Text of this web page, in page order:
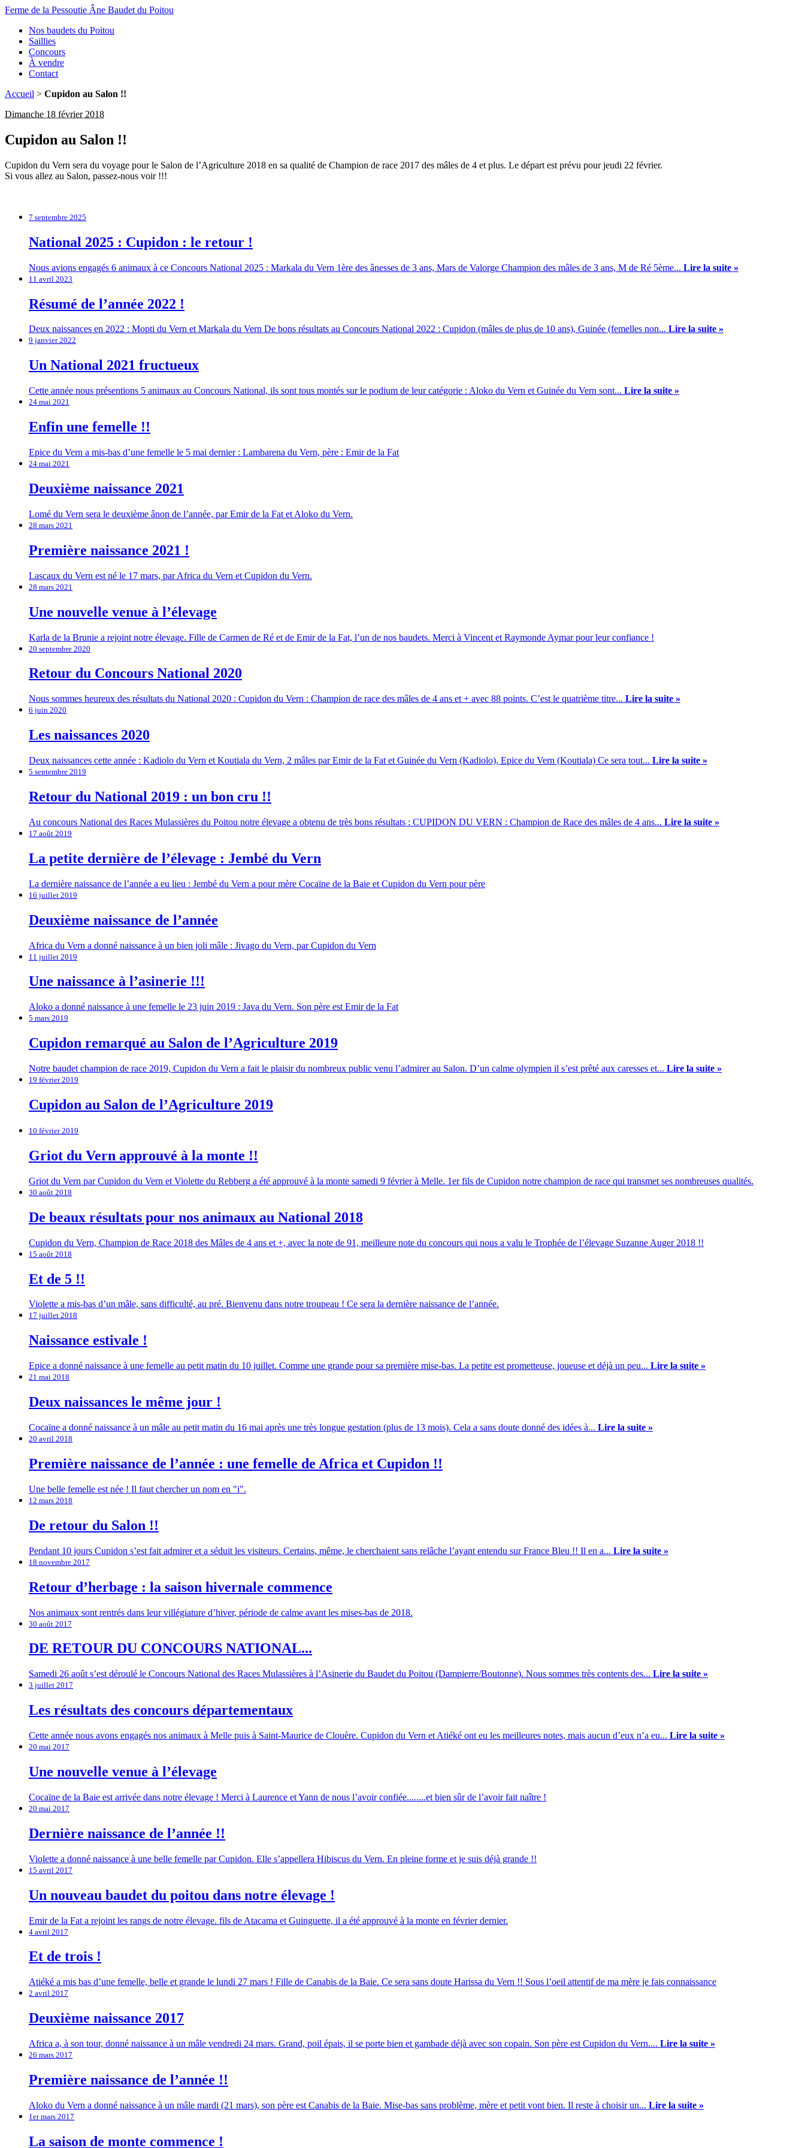
Ferme de la Pessoutie Âne Baudet du Poitou
Nos baudets du Poitou
Saillies
Concours
À vendre
Contact
Accueil > Cupidon au Salon !!
Dimanche 18 février 2018
Cupidon au Salon !!
Cupidon du Vern sera du voyage pour le Salon de l’Agriculture 2018 en sa qualité de Champion de race 2017 des mâles de 4 et plus. Le départ est prévu pour jeudi 22 février.
Si vous allez au Salon, passez-nous voir !!!
7 septembre 2025
National 2025 : Cupidon : le retour !
Nous avions engagés 6 animaux à ce Concours National 2025 : Markala du Vern 1ère des ânesses de 3 ans, Mars de Valorge Champion des mâles de 3 ans, M de Ré 5ème... Lire la suite »
11 avril 2023
Résumé de l’année 2022 !
Deux naissances en 2022 : Mopti du Vern et Markala du Vern De bons résultats au Concours National 2022 : Cupidon (mâles de plus de 10 ans), Guinée (femelles non... Lire la suite »
9 janvier 2022
Un National 2021 fructueux
Cette année nous présentions 5 animaux au Concours National, ils sont tous montés sur le podium de leur catégorie : Aloko du Vern et Guinée du Vern sont... Lire la suite »
24 mai 2021
Enfin une femelle !!
Epice du Vern a mis-bas d’une femelle le 5 mai dernier : Lambarena du Vern, père : Emir de la Fat
24 mai 2021
Deuxième naissance 2021
Lomé du Vern sera le deuxième ânon de l’année, par Emir de la Fat et Aloko du Vern.
28 mars 2021
Première naissance 2021 !
Lascaux du Vern est né le 17 mars, par Africa du Vern et Cupidon du Vern.
28 mars 2021
Une nouvelle venue à l’élevage
Karla de la Brunie a rejoint notre élevage. Fille de Carmen de Ré et de Emir de la Fat, l’un de nos baudets. Merci à Vincent et Raymonde Aymar pour leur confiance !
20 septembre 2020
Retour du Concours National 2020
Nous sommes heureux des résultats du National 2020 : Cupidon du Vern : Champion de race des mâles de 4 ans et + avec 88 points. C’est le quatrième titre... Lire la suite »
6 juin 2020
Les naissances 2020
Deux naissances cette année : Kadiolo du Vern et Koutiala du Vern, 2 mâles par Emir de la Fat et Guinée du Vern (Kadiolo), Epice du Vern (Koutiala) Ce sera tout... Lire la suite »
5 septembre 2019
Retour du National 2019 : un bon cru !!
Au concours National des Races Mulassières du Poitou notre élevage a obtenu de très bons résultats : CUPIDON DU VERN : Champion de Race des mâles de 4 ans... Lire la suite »
17 août 2019
La petite dernière de l’élevage : Jembé du Vern
La dernière naissance de l’année a eu lieu : Jembé du Vern a pour mère Cocaïne de la Baie et Cupidon du Vern pour père
16 juillet 2019
Deuxième naissance de l’année
Africa du Vern a donné naissance à un bien joli mâle : Jivago du Vern, par Cupidon du Vern
11 juillet 2019
Une naissance à l’asinerie !!!
Aloko a donné naissance à une femelle le 23 juin 2019 : Java du Vern. Son père est Emir de la Fat
5 mars 2019
Cupidon remarqué au Salon de l’Agriculture 2019
Notre baudet champion de race 2019, Cupidon du Vern a fait le plaisir du nombreux public venu l’admirer au Salon. D’un calme olympien il s’est prêté aux caresses et... Lire la suite »
19 février 2019
Cupidon au Salon de l’Agriculture 2019
10 février 2019
Griot du Vern approuvé à la monte !!
Griot du Vern par Cupidon du Vern et Violette du Rebberg a été approuvé à la monte samedi 9 février à Melle. 1er fils de Cupidon notre champion de race qui transmet ses nombreuses qualités.
30 août 2018
De beaux résultats pour nos animaux au National 2018
Cupidon du Vern, Champion de Race 2018 des Mâles de 4 ans et +, avec la note de 91, meilleure note du concours qui nous a valu le Trophée de l’élevage Suzanne Auger 2018 !!
15 août 2018
Et de 5 !!
Violette a mis-bas d’un mâle, sans difficulté, au pré. Bienvenu dans notre troupeau ! Ce sera la dernière naissance de l’année.
17 juillet 2018
Naissance estivale !
Epice a donné naissance à une femelle au petit matin du 10 juillet. Comme une grande pour sa première mise-bas. La petite est prometteuse, joueuse et déjà un peu... Lire la suite »
21 mai 2018
Deux naissances le même jour !
Cocaïne a donné naissance à un mâle au petit matin du 16 mai après une très longue gestation (plus de 13 mois). Cela a sans doute donné des idées à... Lire la suite »
20 avril 2018
Première naissance de l’année : une femelle de Africa et Cupidon !!
Une belle femelle est née ! Il faut chercher un nom en "i".
12 mars 2018
De retour du Salon !!
Pendant 10 jours Cupidon s’est fait admirer et a séduit les visiteurs. Certains, même, le cherchaient sans relâche l’ayant entendu sur France Bleu !! Il en a... Lire la suite »
18 novembre 2017
Retour d’herbage : la saison hivernale commence
Nos animaux sont rentrés dans leur villégiature d’hiver, période de calme avant les mises-bas de 2018.
30 août 2017
DE RETOUR DU CONCOURS NATIONAL...
Samedi 26 août s’est déroulé le Concours National des Races Mulassières à l’Asinerie du Baudet du Poitou (Dampierre/Boutonne). Nous sommes très contents des... Lire la suite »
3 juillet 2017
Les résultats des concours départementaux
Cette année nous avons engagés nos animaux à Melle puis à Saint-Maurice de Clouère. Cupidon du Vern et Atiéké ont eu les meilleures notes, mais aucun d’eux n’a eu... Lire la suite »
20 mai 2017
Une nouvelle venue à l’élevage
Cocaïne de la Baie est arrivée dans notre élevage ! Merci à Laurence et Yann de nous l’avoir confiée........et bien sûr de l’avoir fait naître !
20 mai 2017
Dernière naissance de l’année !!
Violette a donné naissance à une belle femelle par Cupidon. Elle s’appellera Hibiscus du Vern. En pleine forme et je suis déjà grande !!
15 avril 2017
Un nouveau baudet du poitou dans notre élevage !
Emir de la Fat a rejoint les rangs de notre élevage. fils de Atacama et Guinguette, il a été approuvé à la monte en février dernier.
4 avril 2017
Et de trois !
Atiéké a mis bas d’une femelle, belle et grande le lundi 27 mars ! Fille de Canabis de la Baie. Ce sera sans doute Harissa du Vern !! Sous l’oeil attentif de ma mère je fais connaissance
2 avril 2017
Deuxième naissance 2017
Africa a, à son tour, donné naissance à un mâle vendredi 24 mars. Grand, poil épais, il se porte bien et gambade déjà avec son copain. Son père est Cupidon du Vern.... Lire la suite »
26 mars 2017
Première naissance de l’année !!
Aloko du Vern a donné naissance à un mâle mardi (21 mars), son père est Canabis de la Baie. Mise-bas sans problème, mère et petit vont bien. Il reste à choisir un... Lire la suite »
1er mars 2017
La saison de monte commence !